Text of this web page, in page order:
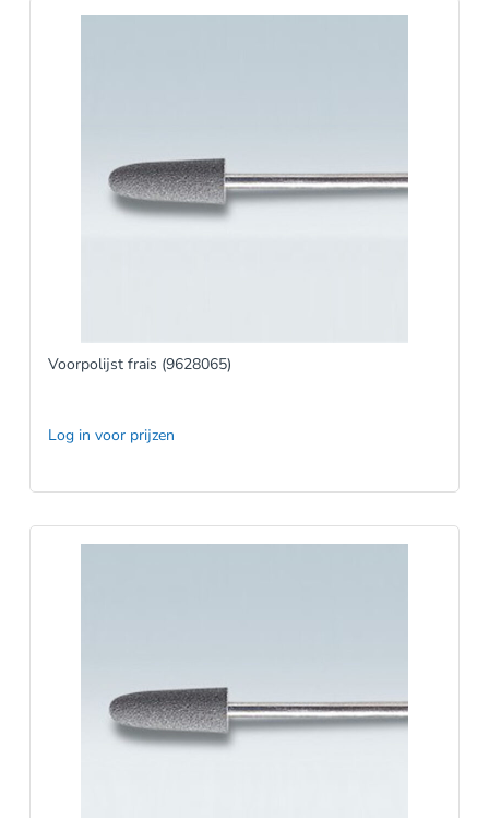
Voorpolijst frais (9628065)
Log in voor prijzen